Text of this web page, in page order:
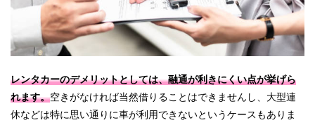
レンタカーのデメリットとしては、融通が利きにくい点が挙げら
れます。空きがなければ当然借りることはできませんし、大型連
休などは特に思い通りに車が利用できないというケースもありま